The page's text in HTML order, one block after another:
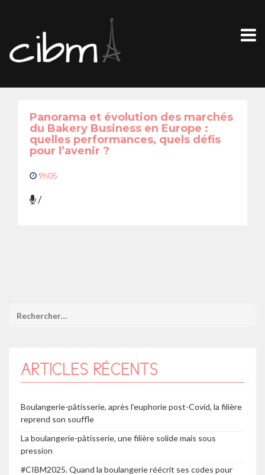
Panorama et évolution des marchés
du Bakery Business en Europe :
quelles performances, quels défis
pour l’avenir ?
9h05
/
ARTICLES RÉCENTS
Boulangerie-pâtisserie, après l’euphorie post-Covid, la filière
reprend son souffle
La boulangerie-pâtisserie, une filière solide mais sous
pression
#CIBM2025. Quand la boulangerie réécrit ses codes pour